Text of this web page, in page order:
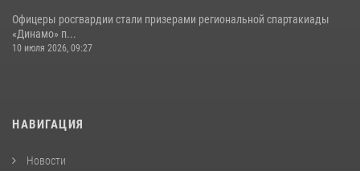
Офицеры росгвардии стали призерами региональной спартакиады
«Динамо» п...
10 июля 2026, 09:27
НАВИГАЦИЯ
Новости